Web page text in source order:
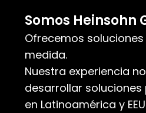
Somos Heinsohn
Ofrecemos
medida.
Nuestra experiencia
desarrollar
en Latinoamérica y